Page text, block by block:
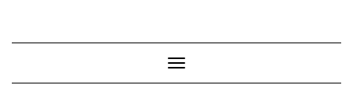
Cambiar modo de navegación